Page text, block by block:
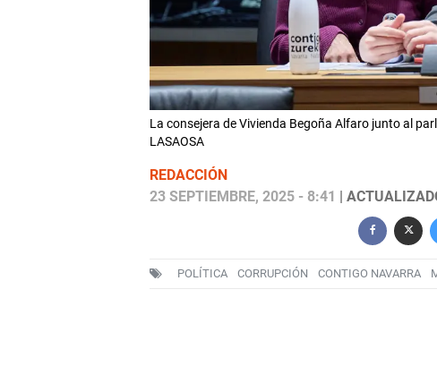
La consejera de Vivienda Begoña Alfaro junto al
LASAOSA
REDACCIÓN
23 SEPTIEMBRE, 2025 - 8:41 |
POLÍTICA CORRUPCIÓN CONTIGO NAVARRA